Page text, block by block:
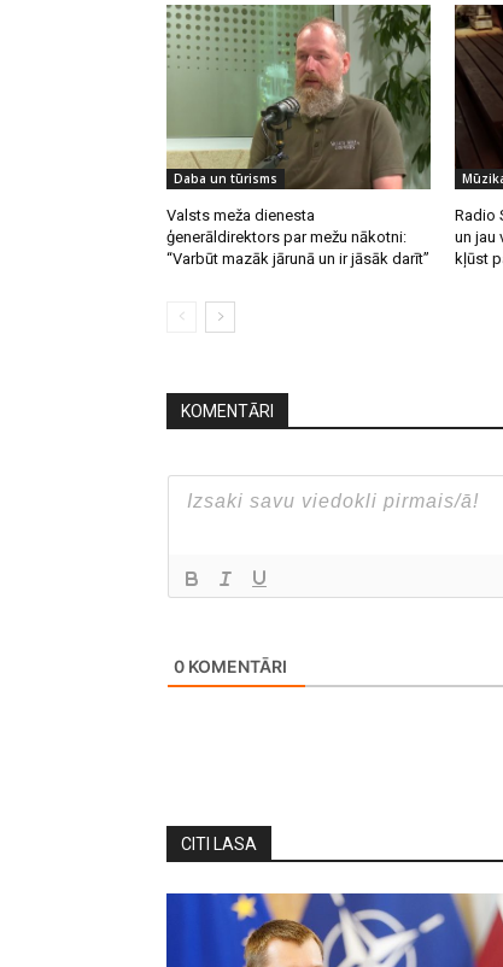
Daba un tūrisms
Valsts meža dienesta
ģenerāldirektors par mežu nākotni:
“Varbūt mazāk jārunā un ir jāsāk darīt”
Radio
un jau
kļūst
KOMENTĀRI
0 KOMENTĀRI
CITI LASA